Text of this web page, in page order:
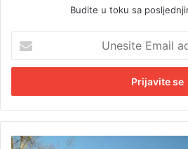
Budite u toku sa
e
i
t
E
M